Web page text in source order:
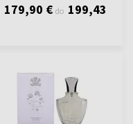
179,90 € do 199,43